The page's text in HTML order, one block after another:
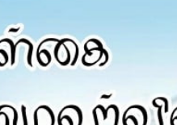
or Monday?